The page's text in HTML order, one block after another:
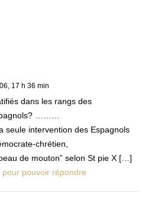
17 h 36 min
dans les rangs des
………
seule intervention des Espagnols
chrétien,
de mouton” selon St pie X […]
pouvoir répondre